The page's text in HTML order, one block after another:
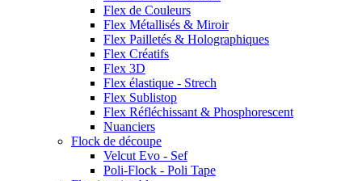
Flex de Couleurs
Flex Métallisés & Miroir
Flex Pailletés & Holographiques
Flex Créatifs
Flex 3D
Flex élastique - Strech
Flex Sublistop
Flex Réfléchissant & Phosphorescent
Nuanciers
Flock de découpe
Velcut Evo - Sef
Poli-Flock - Poli Tape